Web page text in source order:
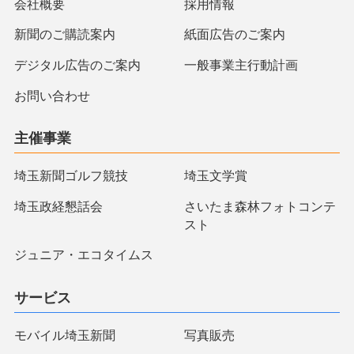
会社概要 採用情報
新聞のご購読案内 紙面広告のご案内
デジタル広告のご案内 一般事業主行動計画
お問い合わせ
主催事業
埼玉新聞ゴルフ競技 埼玉文学賞
埼玉政経懇話会
さいたま森林フォトコンテ
スト
ジュニア・エコタイムス
サービス
モバイル埼玉新聞 写真販売